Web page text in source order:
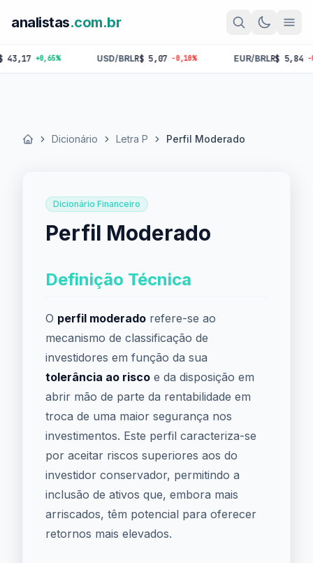
analistas.com.br
+0,65% USD/BRLR$ 5,07 -0,10% EUR/BRLR$ 5,84 -0,18%
Início Dicionário Letra P Perfil Moderado
Dicionário Financeiro
Perfil Moderado
Definição Técnica
O perfil moderado refere-se ao
mecanismo de classificação de
investidores em função da sua
tolerância ao risco e da disposição em
abrir mão de parte da rentabilidade em
troca de uma maior segurança nos
investimentos. Este perfil caracteriza-se
por aceitar riscos superiores aos do
investidor conservador, permitindo a
inclusão de ativos que, embora mais
arriscados, têm potencial para oferecer
retornos mais elevados.